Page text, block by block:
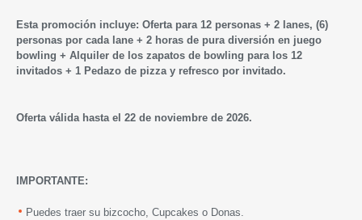
Esta promoción incluye: Oferta para 12 personas + 2 lanes, (6)
personas por cada lane + 2 horas de pura diversión en juego
bowling + Alquiler de los zapatos de bowling para los 12
invitados + 1 Pedazo de pizza y refresco por invitado.
Oferta válida hasta el 22 de noviembre de 2026.
IMPORTANTE:
Puedes traer su bizcocho, Cupcakes o Donas.